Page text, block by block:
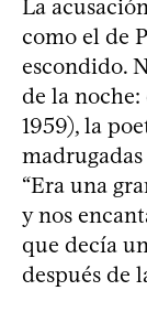
La
como el de
escondido.
de la noche:
1959), la
“Era una
y nos
que decía
después de